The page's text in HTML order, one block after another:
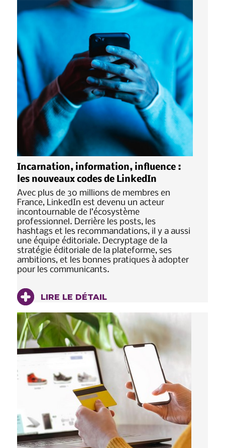
Incarnation, information, influence :
les nouveaux codes de LinkedIn
Avec plus de 30 millions de membres en
France, LinkedIn est devenu un acteur
incontournable de l’écosystème
professionnel. Derrière les posts, les
hashtags et les recommandations, il y a aussi
une équipe éditoriale. Decryptage de la
stratégie éditoriale de la plateforme, ses
ambitions, et les bonnes pratiques à adopter
pour les communicants.
LIRE LE DÉTAIL